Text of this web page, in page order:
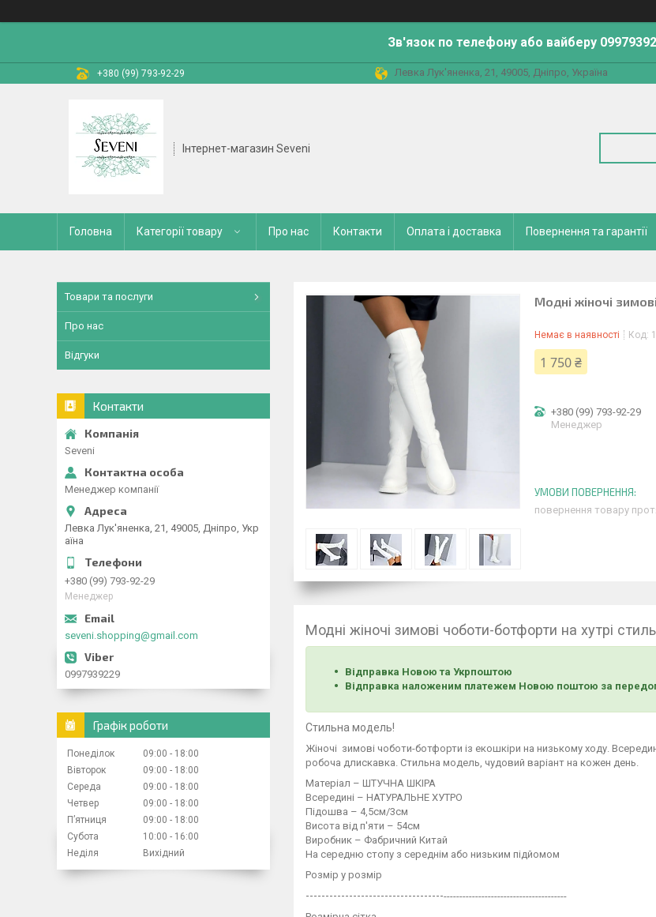
Зв'язок по телефону або вайберу
+380 (99) 793-92-29 Левка Лук'яненка, 21, 49005, Дніпро, Україна
Інтернет-магазин Seveni
Головна Категорії товару Про нас Контакти Оплата і доставка Повернення та гарантії
Модні жіночі
Немає в наявності Код:
1 750 ₴
+380 (99) 793-92-29
Менеджер
повернення товару
Модні жіночі зимові чоботи-ботфорти на хутрі
Відправка Новою та Укрпоштою
Відправка наложеним платежем Новою поштою за
Стильна модель!
Жіночі зимові чоботи-ботфорти із екошкіри на низькому ходу.
робоча длискавка. Стильна модель, чудовий варіант на кожен день.
Матеріал – ШТУЧНА ШКІРА
Всередині – НАТУРАЛЬНЕ ХУТРО
Підошва – 4,5см/3см
Висота від п'яти – 54см
Виробник – Фабричний Китай
На середню стопу з середнім або низьким підйомом
Розмір у розмір
--------------------------------------------------------------------------
Товари та послуги
Про нас
Відгуки
Контакти
Seveni
Менеджер компанії
Левка Лук'яненка, 21, 49005, Дніпро, Укр
аїна
+380 (99) 793-92-29
Менеджер
seveni.shopping@gmail.com
0997939229
Графік роботи
Понеділок 09:00
18:00
Вівторок
09:00
18:00
Середа
09:00
18:00
Четвер
09:00
18:00
Пʼятниця
09:00
18:00
Субота
10:00
16:00
Неділя
Вихідний